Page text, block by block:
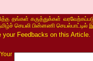
தங்கள் கருத்துக்கள்
செயலி பின்னணி செயல்பாட்டில்
your Feedbacks on this